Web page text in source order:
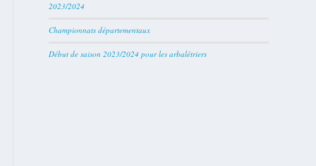
2023/2024
Championnats départementaux
Début de saison 2023/2024 pour les arbalétriers